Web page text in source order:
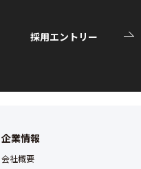
採用エントリー
企業情報
会社概要